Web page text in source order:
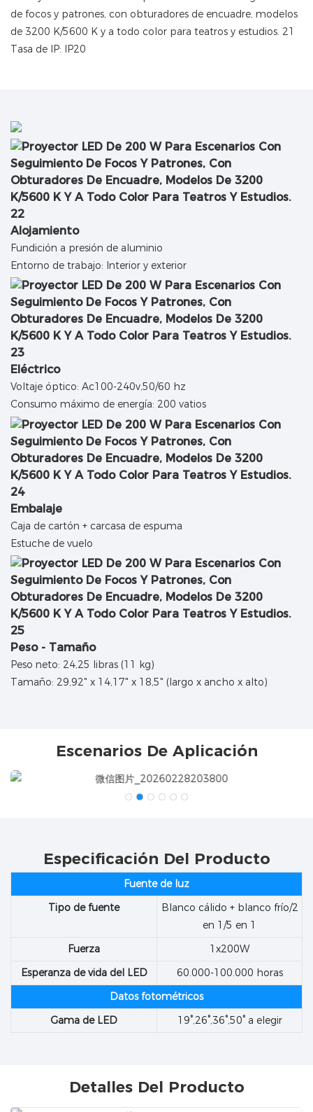
Tasa de IP: IP20
Alojamiento
Fundición a presión de aluminio
Entorno de trabajo: Interior y exterior
Eléctrico
Voltaje óptico: Ac100-240v,50/60 hz
Consumo máximo de energía: 200 vatios
Embalaje
Caja de cartón + carcasa de espuma
Estuche de vuelo
Peso - Tamaño
Peso neto: 24,25 libras (11 kg)
Tamaño: 29,92" x 14,17" x 18,5" (largo x ancho x alto)
Escenarios De Aplicación
Especificación Del Producto
Fuente de luz
Tipo de fuente
Blanco cálido + blanco frío/2
en 1/5 en 1
Fuerza
1x200W
Esperanza de vida del LED
60.000-100.000 horas
Datos fotométricos
Gama de LED
19°,26°,36°,50° a elegir
Detalles Del Producto